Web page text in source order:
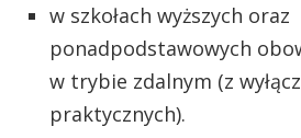
w szkołach wyższych oraz
ponadpodstawowych
w trybie zdalnym (z
praktycznych).